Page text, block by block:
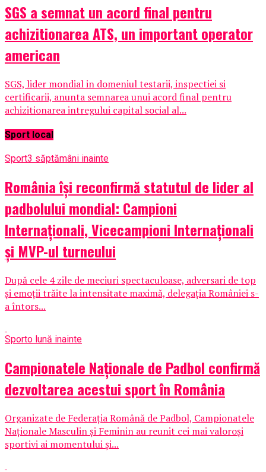
SGS a semnat un acord final pentru
achizitionarea ATS, un important operator
american
SGS, lider mondial in domeniul testarii, inspectiei si
certificarii, anunta semnarea unui acord final pentru
achizitionarea intregului capital social al...
Sport local
Sport3 săptămâni inainte
România își reconfirmă statutul de lider al
padbolului mondial: Campioni
Internaționali, Vicecampioni Internaționali
și MVP-ul turneului
După cele 4 zile de meciuri spectaculoase, adversari de top
și emoții trăite la intensitate maximă, delegația României s-
a întors...
Sporto lună inainte
Campionatele Naționale de Padbol confirmă
dezvoltarea acestui sport în România
Organizate de Federația Română de Padbol, Campionatele
Naționale Masculin și Feminin au reunit cei mai valoroși
sportivi ai momentului și...